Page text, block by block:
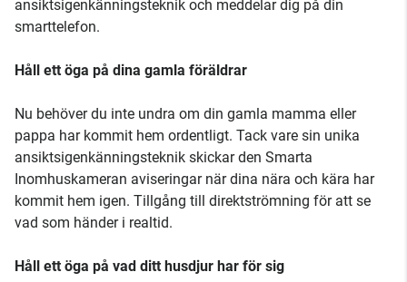
ansiktsigenkänningsteknik och meddelar dig på din
smarttelefon.
Håll ett öga på dina gamla föräldrar
Nu behöver du inte undra om din gamla mamma eller
pappa har kommit hem ordentligt. Tack vare sin unika
ansiktsigenkänningsteknik skickar den Smarta
Inomhuskameran aviseringar när dina nära och kära har
kommit hem igen. Tillgång till direktströmning för att se
vad som händer i realtid.
Håll ett öga på vad ditt husdjur har för sig